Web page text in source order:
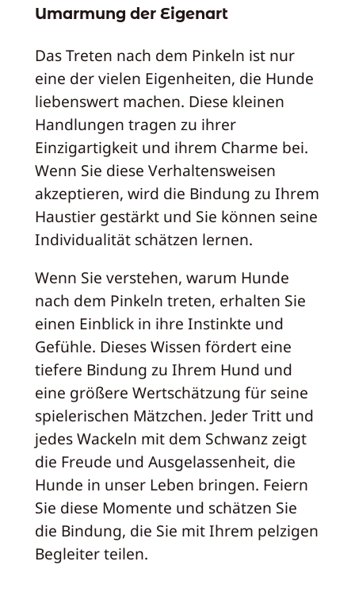
Umarmung der Eigenart
Das Treten nach dem Pinkeln ist nur
eine der vielen Eigenheiten, die Hunde
liebenswert machen. Diese kleinen
Handlungen tragen zu ihrer
Einzigartigkeit und ihrem Charme bei.
Wenn Sie diese Verhaltensweisen
akzeptieren, wird die Bindung zu Ihrem
Haustier gestärkt und Sie können seine
Individualität schätzen lernen.
Wenn Sie verstehen, warum Hunde
nach dem Pinkeln treten, erhalten Sie
einen Einblick in ihre Instinkte und
Gefühle. Dieses Wissen fördert eine
tiefere Bindung zu Ihrem Hund und
eine größere Wertschätzung für seine
spielerischen Mätzchen. Jeder Tritt und
jedes Wackeln mit dem Schwanz zeigt
die Freude und Ausgelassenheit, die
Hunde in unser Leben bringen. Feiern
Sie diese Momente und schätzen Sie
die Bindung, die Sie mit Ihrem pelzigen
Begleiter teilen.